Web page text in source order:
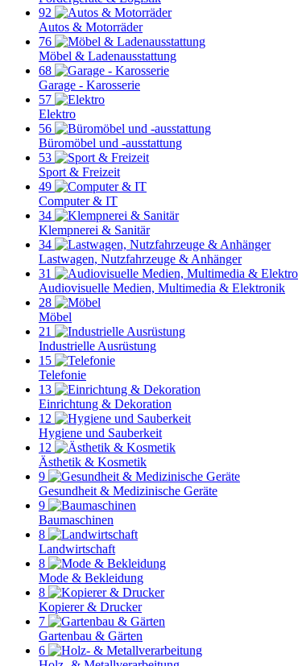
92
Autos & Motorräder
76
Möbel & Ladenausstattung
68
Garage - Karosserie
57
Elektro
56
Büromöbel und -ausstattung
53
Sport & Freizeit
49
Computer & IT
34
Klempnerei & Sanitär
34
Lastwagen, Nutzfahrzeuge & Anhänger
31
Audiovisuelle Medien, Multimedia & Elektronik
28
Möbel
21
Industrielle Ausrüstung
15
Telefonie
13
Einrichtung & Dekoration
12
Hygiene und Sauberkeit
12
Ästhetik & Kosmetik
9
Gesundheit & Medizinische Geräte
9
Baumaschinen
8
Landwirtschaft
8
Mode & Bekleidung
8
Kopierer & Drucker
7
Gartenbau & Gärten
6